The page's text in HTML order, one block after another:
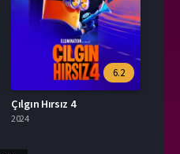
6.2
Çılgın Hırsız 4
2024